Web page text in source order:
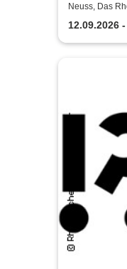
Neuss
Neuss, Das
Bühne
12.09.2026